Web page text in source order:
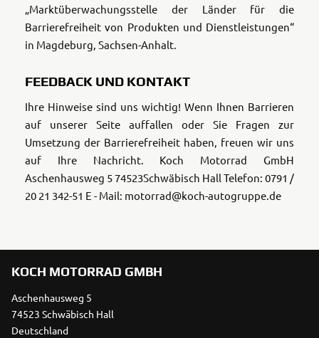
„Marktüberwachungsstelle der Länder für die
Barrierefreiheit von Produkten und Dienstleistungen“
in Magdeburg, Sachsen-Anhalt.
FEEDBACK UND KONTAKT
Ihre Hinweise sind uns wichtig! Wenn Ihnen Barrieren
auf unserer Seite auffallen oder Sie Fragen zur
Umsetzung der Barrierefreiheit haben, freuen wir uns
auf Ihre Nachricht. Koch Motorrad GmbH
Aschenhausweg 5 74523Schwäbisch Hall Telefon: 0791 /
20 21 342-51 E - Mail: motorrad@koch-autogruppe.de
KOCH MOTORRAD GMBH
Aschenhausweg 5
74523 Schwäbisch Hall
Deutschland